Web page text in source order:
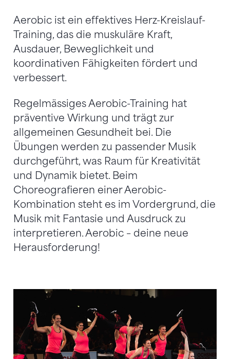
Aerobic ist ein effektives Herz-Kreislauf-
Training, das die muskuläre Kraft,
Ausdauer, Beweglichkeit und
koordinativen Fähigkeiten fördert und
verbessert.
Regelmässiges Aerobic-Training hat
präventive Wirkung und trägt zur
allgemeinen Gesundheit bei. Die
Übungen werden zu passender Musik
durchgeführt, was Raum für Kreativität
und Dynamik bietet. Beim
Choreografieren einer Aerobic-
Kombination steht es im Vordergrund, die
Musik mit Fantasie und Ausdruck zu
interpretieren. Aerobic – deine neue
Herausforderung!